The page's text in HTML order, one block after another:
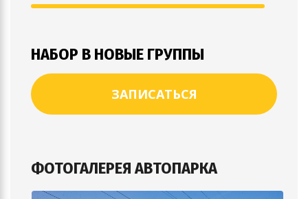
НАБОР В НОВЫЕ ГРУППЫ
ЗАПИСАТЬСЯ
ФОТОГАЛЕРЕЯ АВТОПАРКА